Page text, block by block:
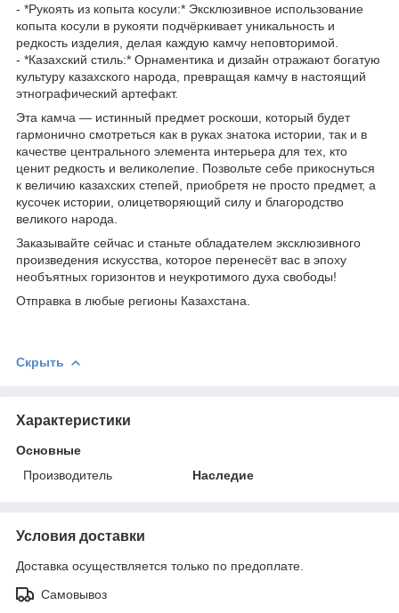
- *Рукоять из копыта косули:* Эксклюзивное использование
копыта косули в рукояти подчёркивает уникальность и
редкость изделия, делая каждую камчу неповторимой.
- *Казахский стиль:* Орнаментика и дизайн отражают богатую
культуру казахского народа, превращая камчу в настоящий
этнографический артефакт.
Эта камча — истинный предмет роскоши, который будет
гармонично смотреться как в руках знатока истории, так и в
качестве центрального элемента интерьера для тех, кто
ценит редкость и великолепие. Позвольте себе прикоснуться
к величию казахских степей, приобретя не просто предмет, а
кусочек истории, олицетворяющий силу и благородство
великого народа.
Заказывайте сейчас и станьте обладателем эксклюзивного
произведения искусства, которое перенесёт вас в эпоху
необъятных горизонтов и неукротимого духа свободы!
Отправка в любые регионы Казахстана.
Скрыть
Характеристики
Основные
Производитель
Наследие
Условия доставки
Доставка осуществляется только по предоплате.
Самовывоз